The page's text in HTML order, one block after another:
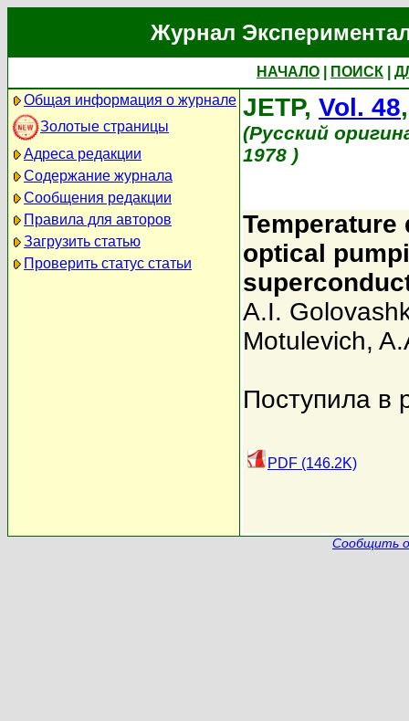
Журнал
НАЧАЛО ПОИСК
Общая информация о журнале
Золотые страницы
Адреса редакции
Содержание журнала
Сообщения редакции
Правила для авторов
Загрузить статью
Проверить статус статьи
JETP, Vol. 48
(Русский
1978 )
optical
A.I.
Motulevich,
Поступила в
PDF (146.2K)
Сообщить о